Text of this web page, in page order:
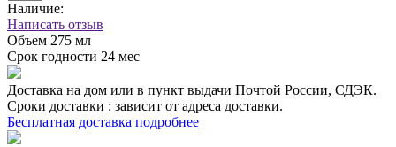
Наличие:
Написать отзыв
Объем 275 мл
Срок годности 24 мес
Доставка на дом или в пункт выдачи Почтой России, СДЭК.
Сроки доставки : зависит от адреса доставки.
Бесплатная доставка подробнее